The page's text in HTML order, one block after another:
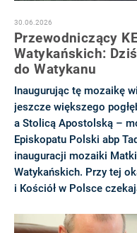
30.06.2026
Przewodniczący
Watykańskich:
do Watykanu
Inaugurując tę mozaikę
jeszcze większego
a Stolicą Apostolską –
Episkopatu Polski abp
inauguracji mozaiki
Watykańskich. Przy tej
i Kościół w Polsce